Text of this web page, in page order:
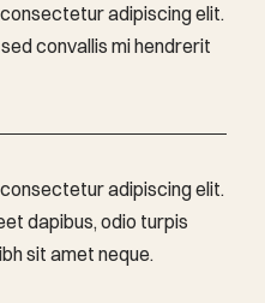
adipiscing elit.
convallis mi hendrerit
adipiscing elit.
dapibus, odio turpis
sit amet neque.